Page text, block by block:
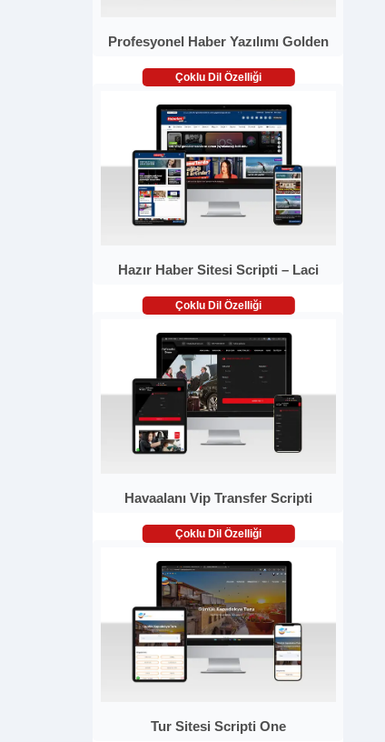
Profesyonel Haber Yazılımı Golden
Çoklu Dil Özelliği
Hazır Haber Sitesi Scripti – Laci
Çoklu Dil Özelliği
Havaalanı Vip Transfer Scripti
Çoklu Dil Özelliği
Tur Sitesi Scripti One